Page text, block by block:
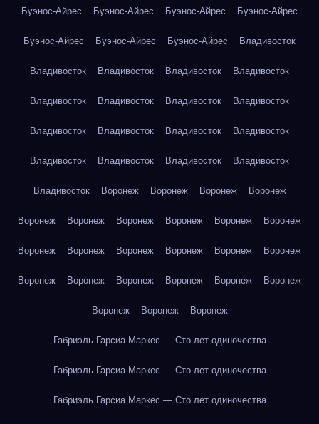
Буэнос-Айрес Буэнос-Айрес Буэнос-Айрес Буэнос-Айрес
Буэнос-Айрес Буэнос-Айрес Буэнос-Айрес Владивосток
Владивосток Владивосток Владивосток Владивосток
Владивосток Владивосток Владивосток Владивосток
Владивосток Владивосток Владивосток Владивосток
Владивосток Владивосток Владивосток Владивосток
Владивосток Воронеж Воронеж Воронеж Воронеж
Воронеж Воронеж Воронеж Воронеж Воронеж Воронеж
Воронеж Воронеж Воронеж Воронеж Воронеж Воронеж
Воронеж Воронеж Воронеж Воронеж Воронеж Воронеж
Воронеж Воронеж Воронеж
Габриэль Гарсиа Маркес — Сто лет одиночества
Габриэль Гарсиа Маркес — Сто лет одиночества
Габриэль Гарсиа Маркес — Сто лет одиночества